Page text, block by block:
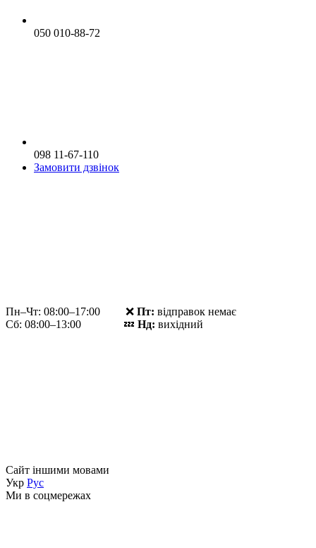
050 010-88-72
098 11-67-110
Замовити дзвінок
Пн–Чт: 08:00–17:00 ❌ Пт: відправок немає
Сб: 08:00–13:00 💤 Нд: вихідний
Сайт іншими мовами
Укр Рус
Ми в соцмережах